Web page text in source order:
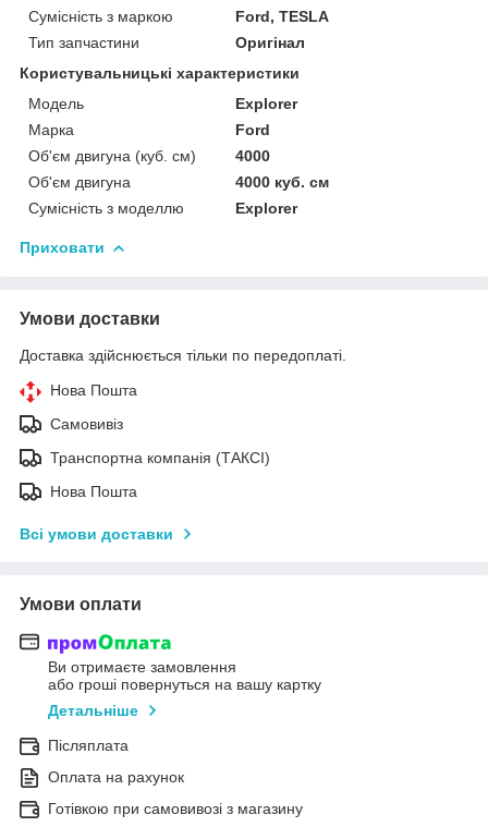
Сумісність з маркою
Ford, TESLA
Тип запчастини
Оригінал
Користувальницькі характеристики
Мoдель
Explorer
Марка
Ford
Об'єм двигуна (куб. см)
4000
Об'єм двигуна
4000 куб. cм
Сумісність з моделлю
Explorer
Приховати
Умови доставки
Доставка здійснюється тільки по передоплаті.
Нова Пошта
Самовивіз
Транспортна компанія (ТАКСІ)
Нова Пошта
Всі умови доставки
Умови оплати
Ви отримаєте замовлення
або гроші повернуться на вашу картку
Детальніше
Післяплата
Оплата на рахунок
Готівкою при самовивозі з магазину